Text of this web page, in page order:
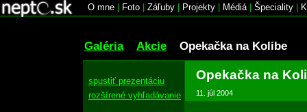
O mne Foto Záľuby Projekty Médiá| Špeciality
Galéria Akcie Opekačka na Kolibe
spustiť prezentáciu
rozšírené vyhľadávanie
Opekačka na
11. júl 2004